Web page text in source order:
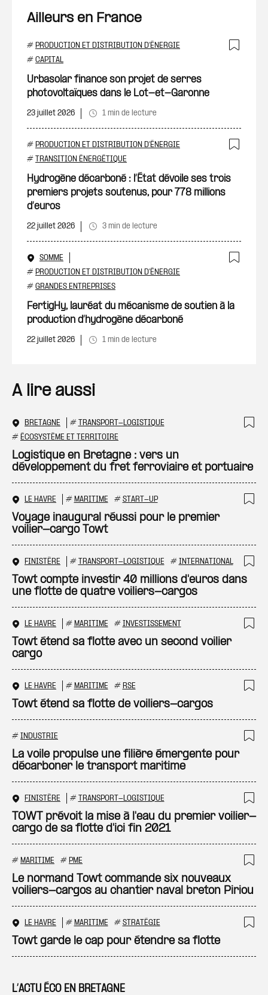
L’ACTU ÉCO EN BRETAGNE
Ailleurs en France
# PRODUCTION ET DISTRIBUTION D'ÉNERGIE
# CAPITAL
Urbasolar finance son projet de serres
photovoltaïques dans le Lot-et-Garonne
23 juillet 2026 1 min de lecture
# PRODUCTION ET DISTRIBUTION D'ÉNERGIE
# TRANSITION ÉNERGÉTIQUE
Hydrogène décarboné : l’État dévoile ses trois
premiers projets soutenus, pour 778 millions
d’euros
22 juillet 2026 3 min de lecture
SOMME
# PRODUCTION ET DISTRIBUTION D'ÉNERGIE
# GRANDES ENTREPRISES
FertigHy, lauréat du mécanisme de soutien à la
production d’hydrogène décarboné
22 juillet 2026 1 min de lecture
A lire aussi
BRETAGNE # TRANSPORT-LOGISTIQUE
# ÉCOSYSTÈME ET TERRITOIRE
Logistique en Bretagne : vers un
développement du fret ferroviaire et portuaire
LE HAVRE # MARITIME # START-UP
Voyage inaugural réussi pour le premier
voilier-cargo Towt
FINISTÈRE # TRANSPORT-LOGISTIQUE # INTERNATIONAL
Towt compte investir 40 millions d'euros dans
une flotte de quatre voiliers-cargos
LE HAVRE # MARITIME # INVESTISSEMENT
Towt étend sa flotte avec un second voilier
cargo
LE HAVRE # MARITIME # RSE
Towt étend sa flotte de voiliers-cargos
# INDUSTRIE
La voile propulse une filière émergente pour
décarboner le transport maritime
FINISTÈRE # TRANSPORT-LOGISTIQUE
TOWT prévoit la mise à l'eau du premier voilier-
cargo de sa flotte d'ici fin 2021
# MARITIME # PME
Le normand Towt commande six nouveaux
voiliers-cargos au chantier naval breton Piriou
LE HAVRE # MARITIME # STRATÉGIE
Towt garde le cap pour étendre sa flotte